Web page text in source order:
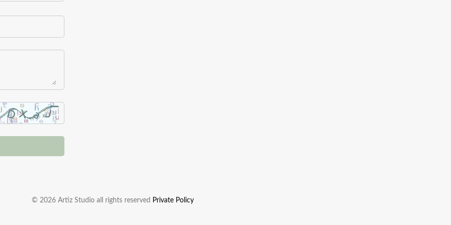
© 2026 Artiz Studio all rights reserved Private Policy